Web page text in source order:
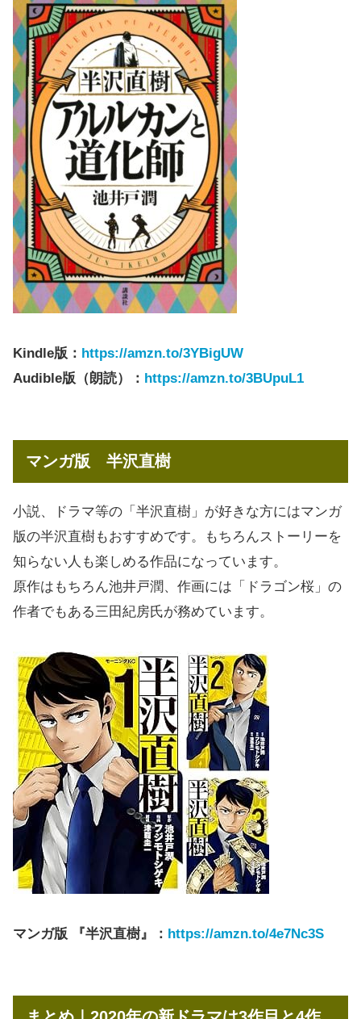
Kindle版： https://amzn.to/3YBigUW
Audible版（朗読）： https://amzn.to/3BUpuL1
マンガ版 半沢直樹
小説、ドラマ等の「半沢直樹」が好きな方にはマンガ
版の半沢直樹もおすすめです。もちろんストーリーを
知らない人も楽しめる作品になっています。
原作はもちろん池井戸潤、作画には「ドラゴン桜」の
作者でもある三田紀房氏が務めています。
マンガ版 『半沢直樹』： https://amzn.to/4e7Nc3S